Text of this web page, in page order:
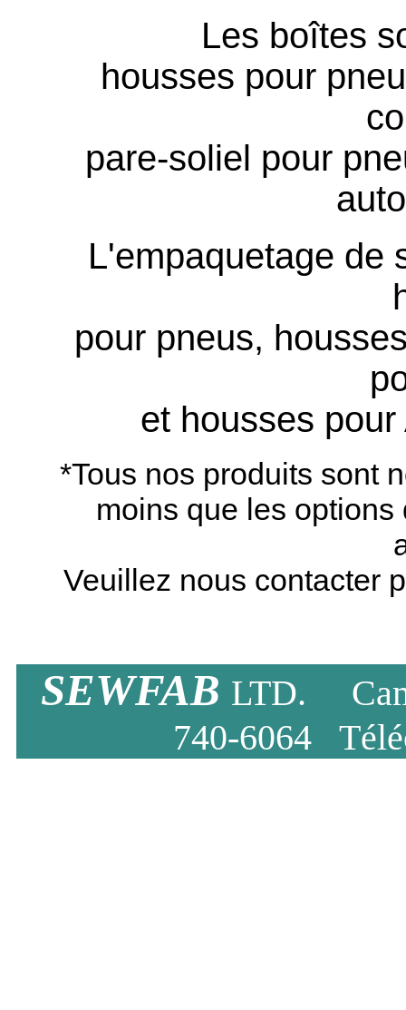
Les boîtes
housses pour
pare-soliel pour
L'empaquetage de
pour pneus,
et housses
*Tous nos produits sont
moins que les
Veuillez nous contacter
SEWFAB LTD.
740-6064